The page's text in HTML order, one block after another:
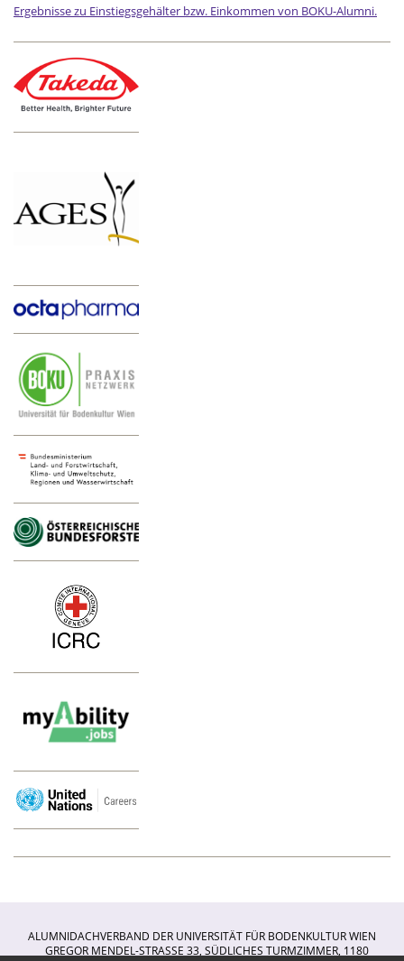
Ergebnisse zu Einstiegsgehälter bzw. Einkommen von BOKU-Alumni.
ALUMNIDACHVERBAND DER UNIVERSITÄT FÜR BODENKULTUR WIEN
GREGOR MENDEL-STRASSE 33, SÜDLICHES TURMZIMMER, 1180 W